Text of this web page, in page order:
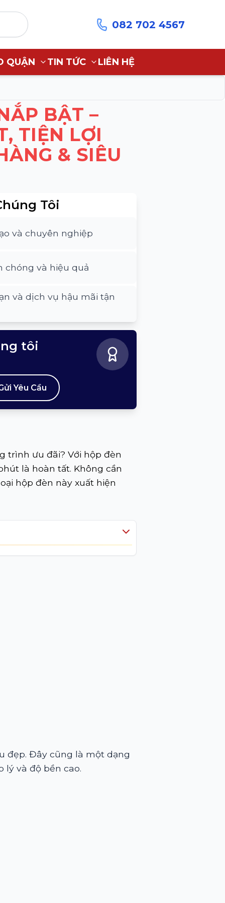
082 702 4567
QUẬN TIN TỨC LIÊN HỆ
BẬT –
TIỆN LỢI
& SIÊU
Tôi
và chuyên nghiệp
chóng và hiệu quả
và dịch vụ hậu mãi tận
tôi
Yêu Cầu
trình ưu đãi? Với hộp đèn
là hoàn tất. Không cần
hộp đèn này xuất hiện
đẹp. Đây cũng là một dạng
lý và độ bền cao.